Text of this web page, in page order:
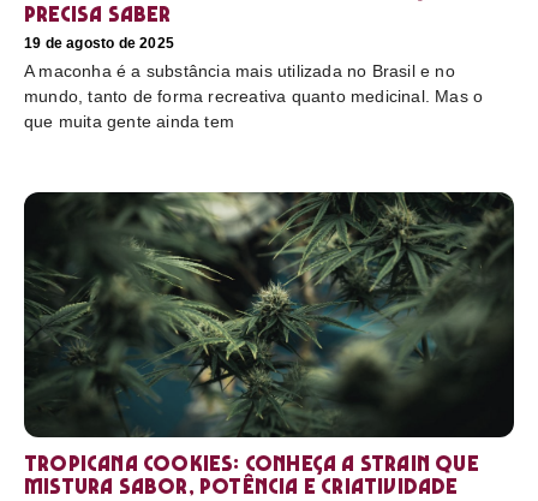
precisa saber
19 de agosto de 2025
A maconha é a substância mais utilizada no Brasil e no
mundo, tanto de forma recreativa quanto medicinal. Mas o
que muita gente ainda tem
Tropicana Cookies: conheça a strain que
mistura sabor, potência e criatividade